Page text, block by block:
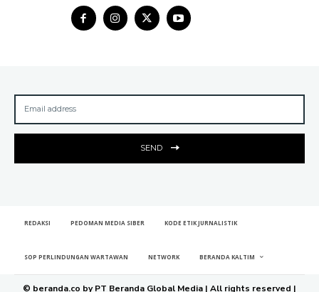
SEND
REDAKSI PEDOMAN MEDIA SIBER KODE ETIK JURNALISTIK
SOP PERLINDUNGAN WARTAWAN NETWORK BERANDA KALTIM
© beranda.co by PT Beranda Global Media | All rights reserved |